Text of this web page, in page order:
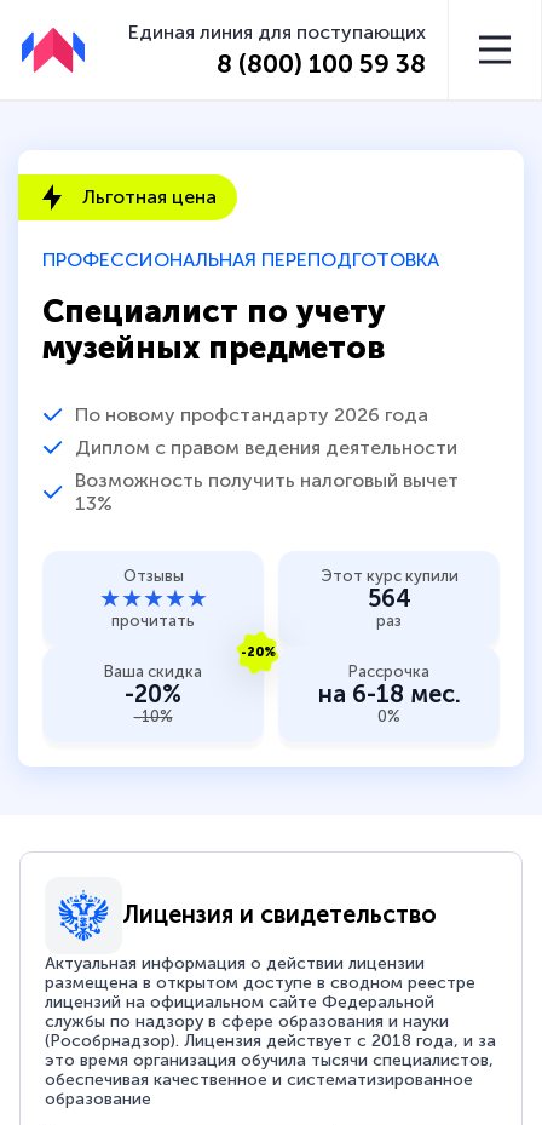
Единая линия для поступающих
8 (800) 100 59 38
ПРОФЕССИОНАЛЬНАЯ ПЕРЕПОДГОТОВКА
Специалист по учету
музейных предметов
По новому профстандарту 2026 года
Диплом с правом ведения деятельности
Возможность получить налоговый вычет
13%
Льготная цена
Отзывы
★★★★★
прочитать
Этот курс купили
564
раз
-20%
Ваша скидка
-20%
-10%
Рассрочка
на 6-18 мес.
0%
Лицензия и свидетельство
Актуальная информация о действии лицензии
размещена в открытом доступе в сводном реестре
лицензий на официальном сайте Федеральной
службы по надзору в сфере образования и науки
(Рособрнадзор). Лицензия действует с 2018 года, и за
это время организация обучила тысячи специалистов,
обеспечивая качественное и систематизированное
образование